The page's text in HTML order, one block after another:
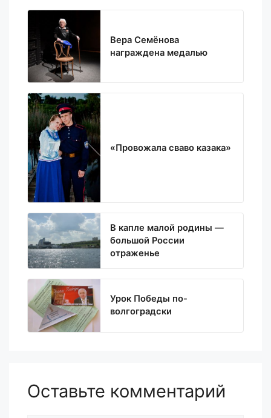
Вера Семёнова
награждена медалью
«Провожала сваво казака»
В капле малой родины —
большой России
отраженье
Урок Победы по-
волгоградски
Оставьте комментарий